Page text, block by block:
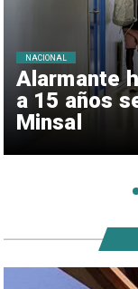
Alarmante
a 15 años
Minsal
NACIONAL